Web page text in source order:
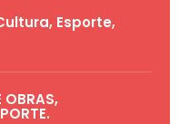
Esporte,
OBRAS,